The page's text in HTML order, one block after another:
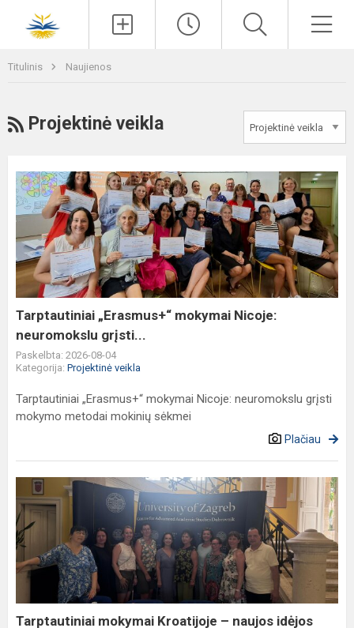
Titulinis Naujienos
RSS
Projektinė veikla
Tarptautiniai
„Erasmus+“
mokymai
Nicoje:
neuromokslu
grįsti...
Tarptautiniai „Erasmus+“ mokymai Nicoje:
neuromokslu grįsti...
Paskelbta: 2026-08-04
Kategorija: Projektinė veikla
Tarptautiniai „Erasmus+“ mokymai Nicoje: neuromokslu grįsti
mokymo metodai mokinių sėkmei
Plačiau
Tarptautiniai
mokymai
Kroatijoje
–
naujos
idėjos
šiuolaikin...
Tarptautiniai mokymai Kroatijoje – naujos idėjos